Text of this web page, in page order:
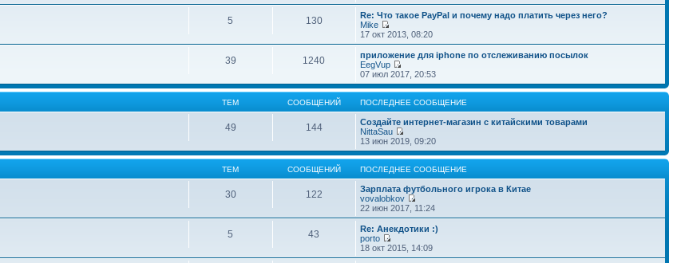
5 130
Re: Что такое PayPal и почему надо платить через него?
Mike
17 окт 2013, 08:20
39 1240
приложение для iphone по отслеживанию посылок
EegVup
07 июл 2017, 20:53
ТЕМ СООБЩЕНИЙ ПОСЛЕДНЕЕ СООБЩЕНИЕ
49 144
Создайте интернет-магазин с китайскими товарами
NittaSau
13 июн 2019, 09:20
ТЕМ СООБЩЕНИЙ ПОСЛЕДНЕЕ СООБЩЕНИЕ
30 122
Зарплата футбольного игрока в Китае
vovalobkov
22 июн 2017, 11:24
5 43
Re: Анекдотики :)
porto
18 окт 2015, 14:09